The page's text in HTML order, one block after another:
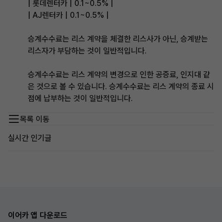
| 롯데렌터카 | 0.1~0.5% |
| AJ렌터카 | 0.1~0.5% |
승계수수료는 리스 계약을 체결한 리스사가 아닌, 승계받는
리스자가 부담하는 것이 일반적입니다.
승계수수료는 리스 계약의 변경으로 인한 공증료, 인지대 같
은 것으로 볼 수 있습니다. 승계수수료는 리스 계약의 종료 시
점에 납부하는 것이 일반적입니다.
목록 이동
실시간 인기글
이어카 앱 다운로드